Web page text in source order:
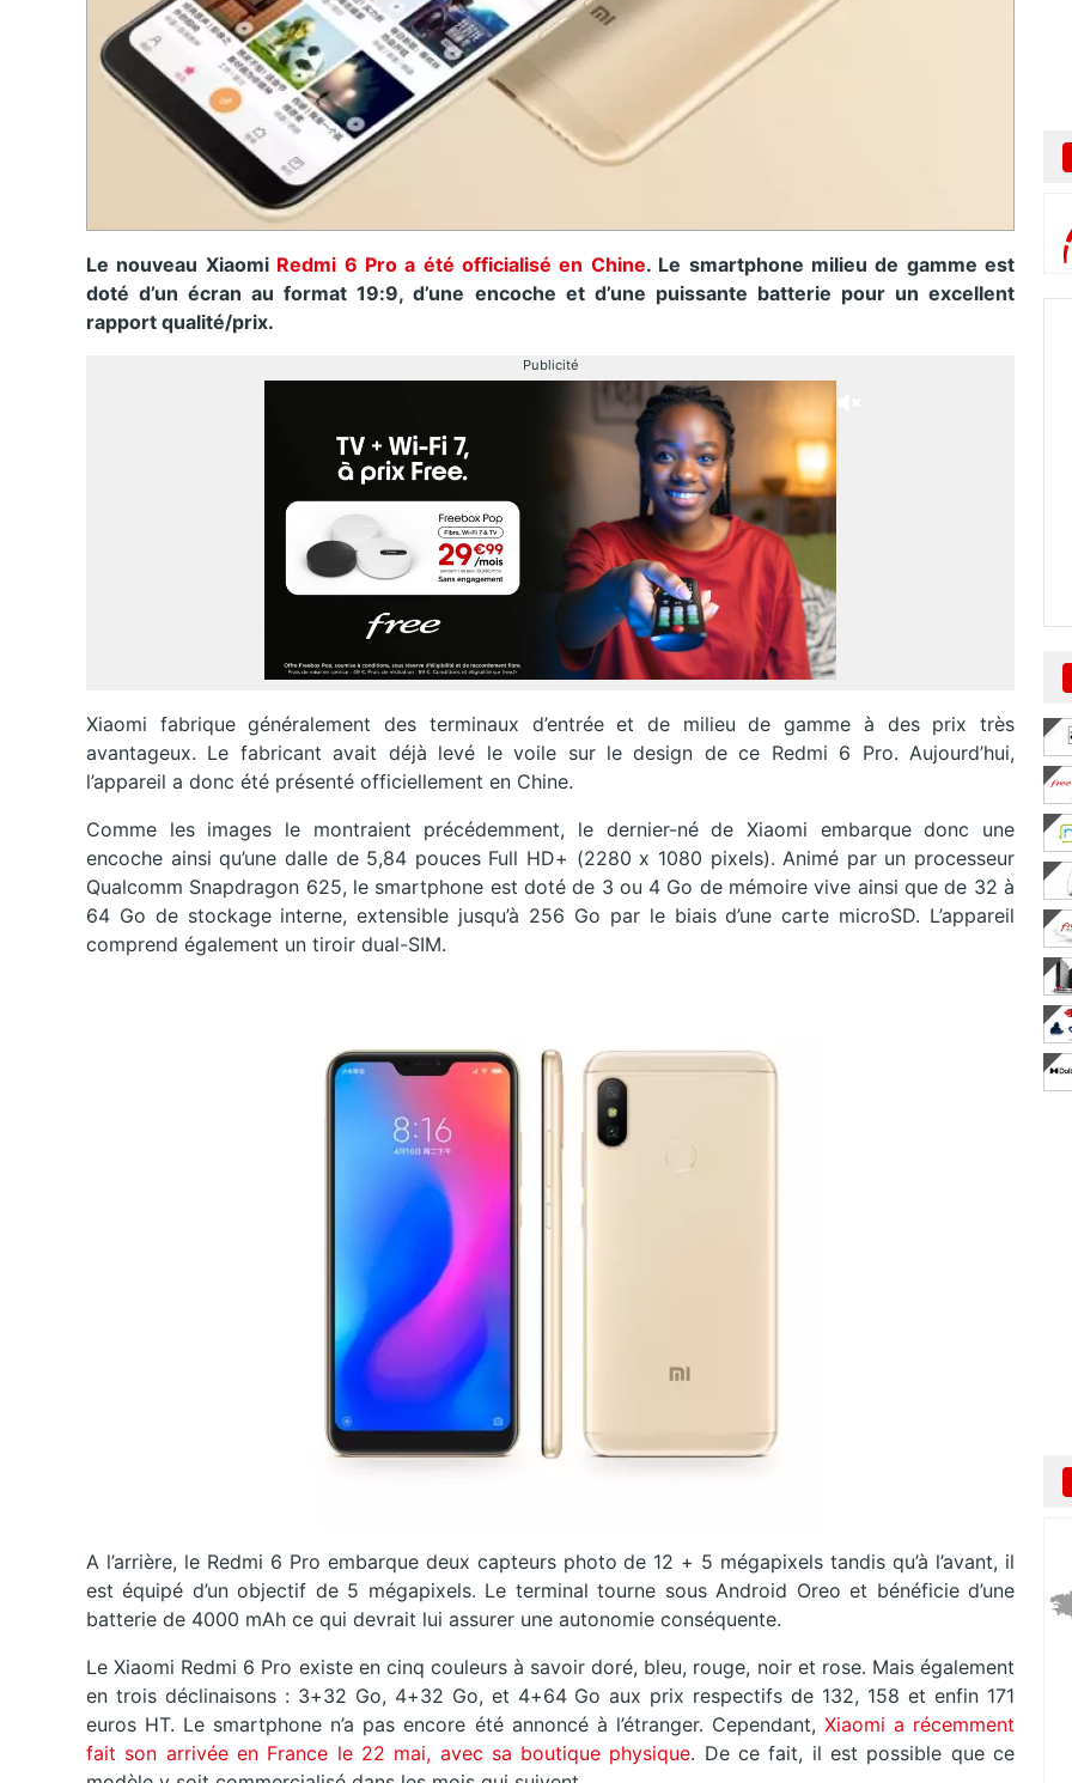
Le nouveau Xiaomi Redmi 6 Pro a été officialisé en Chine. Le smartphone milieu de gamme est
doté d’un écran au format 19:9, d’une encoche et d’une puissante batterie pour un excellent
rapport qualité/prix.
Publicité
Xiaomi fabrique généralement des terminaux d’entrée et de milieu de gamme à des prix très
avantageux. Le fabricant avait déjà levé le voile sur le design de ce Redmi 6 Pro. Aujourd’hui,
l’appareil a donc été présenté officiellement en Chine.
Comme les images le montraient précédemment, le dernier-né de Xiaomi embarque donc une
encoche ainsi qu’une dalle de 5,84 pouces Full HD+ (2280 x 1080 pixels). Animé par un processeur
Qualcomm Snapdragon 625, le smartphone est doté de 3 ou 4 Go de mémoire vive ainsi que de 32 à
64 Go de stockage interne, extensible jusqu’à 256 Go par le biais d’une carte microSD. L’appareil
comprend également un tiroir dual-SIM.
A l’arrière, le Redmi 6 Pro embarque deux capteurs photo de 12 + 5 mégapixels tandis qu’à l’avant, il
est équipé d’un objectif de 5 mégapixels. Le terminal tourne sous Android Oreo et bénéficie d’une
batterie de 4000 mAh ce qui devrait lui assurer une autonomie conséquente.
Le Xiaomi Redmi 6 Pro existe en cinq couleurs à savoir doré, bleu, rouge, noir et rose. Mais également
en trois déclinaisons : 3+32 Go, 4+32 Go, et 4+64 Go aux prix respectifs de 132, 158 et enfin 171
euros HT. Le smartphone n’a pas encore été annoncé à l’étranger. Cependant, Xiaomi a récemment
fait son arrivée en France le 22 mai, avec sa boutique physique. De ce fait, il est possible que ce